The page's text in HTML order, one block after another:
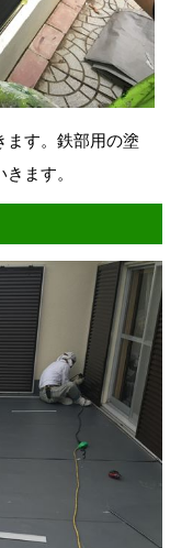
す。鉄部用の塗
ます。